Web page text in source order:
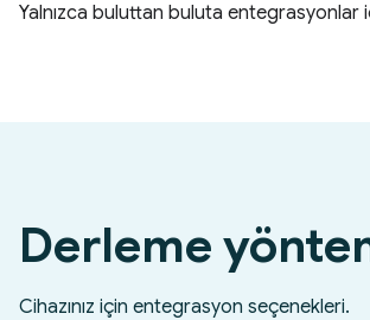
Yalnızca buluttan buluta entegrasyonlar
Derleme
Cihazınız için entegrasyon seçenekleri.